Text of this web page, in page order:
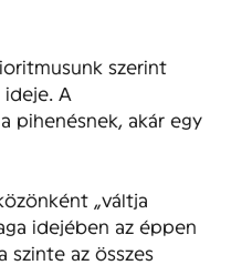
szerint
ideje. A
pihenésnek, akár egy
„váltja
idejében az éppen
szinte az összes